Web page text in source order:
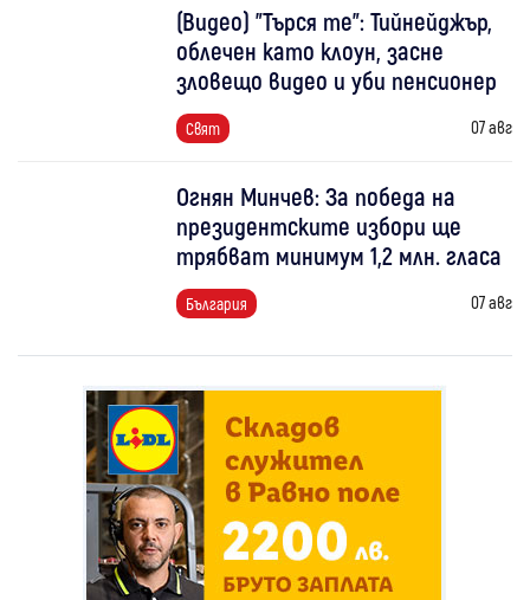
(Видео) "Търся те": Тийнейджър,
облечен като клоун, засне
зловещо видео и уби пенсионер
Свят 07 авг
Огнян Минчев: За победа на
президентските избори ще
трябват минимум 1,2 млн. гласа
България 07 авг